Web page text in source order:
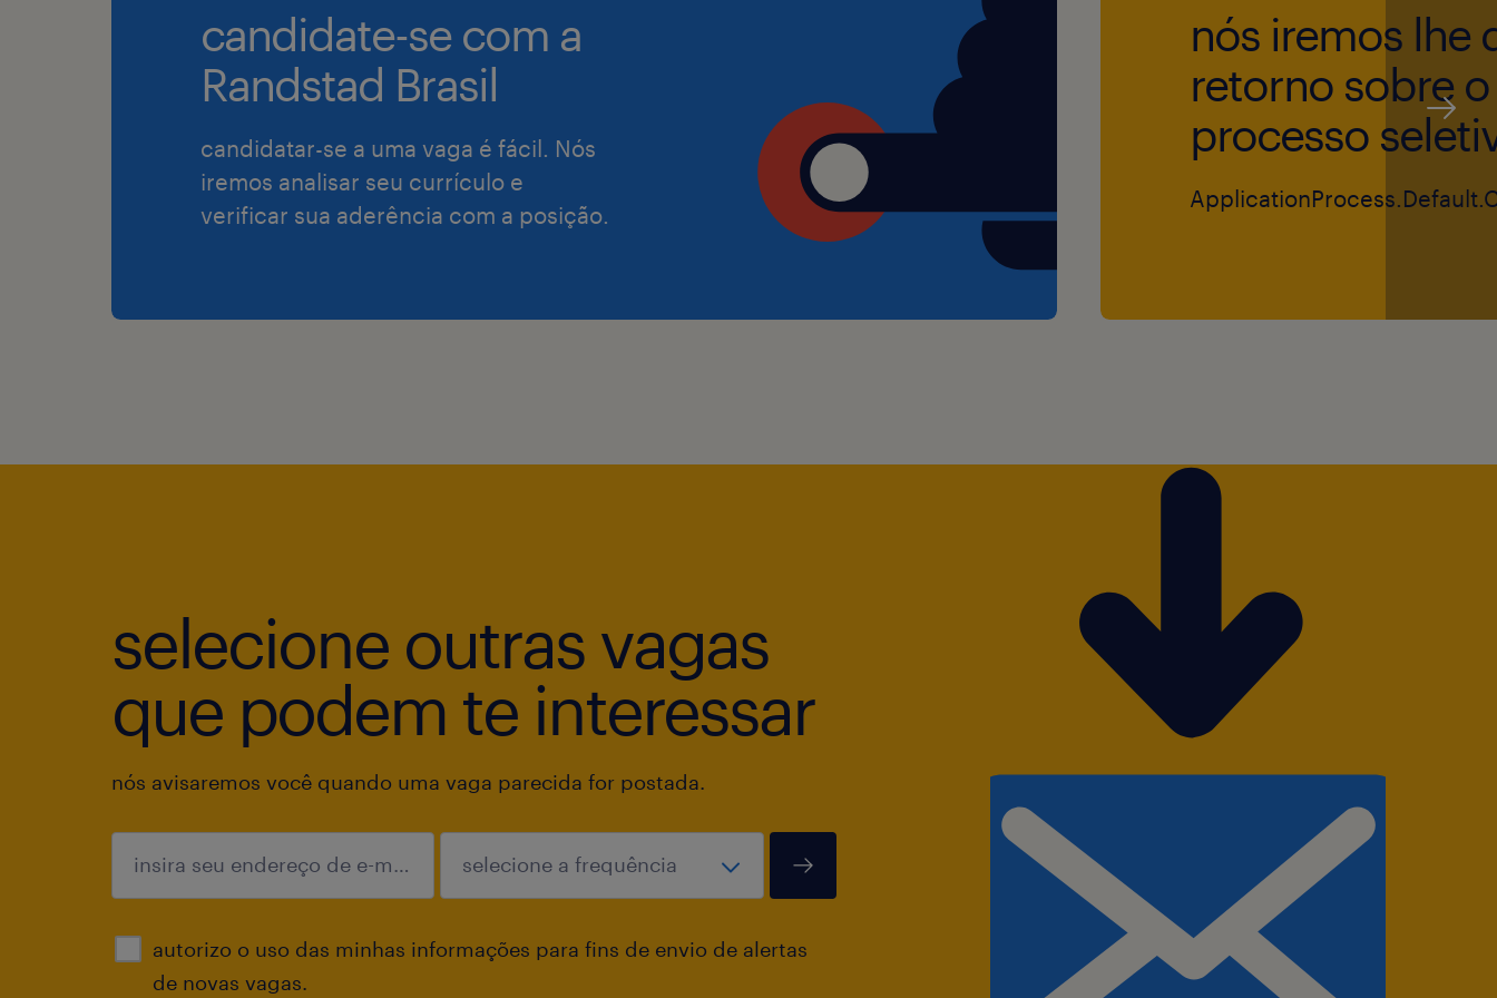
distribuição ou na área de transportes e com gestão de
● Contar com conhecimentos de pacote Office, bem como
ferramentas google (Sheets, Slides e etc), sendo um diferencial
o domínio da ferramenta Tableau e looker studio;
● Relacionamento interpessoal, coordenação de equipes e boa
comunicação;
● Diferencial vivência em áreas operacionais, transportes e
● Disponibilidade de horários e escalas 5x2 compreendendo
Seguro de vida
Auxílio creche
Ser parte de uma empresa com espírito empreendedor, na qual
adoramos pensar grande e em longo prazo.
Ser protagonista de seu desenvolvimento em um ambiente de
oportunidades, aprendizagem, crescimento, expansão e
candidate-se com a
Randstad Brasil
candidatar-se a uma vaga é fácil. Nós
iremos analisar seu currículo e
verificar sua aderência com a posição.
nós iremos lhe
retorno sobre o
processo
selecione outras vagas
que podem te interessar
nós avisaremos você quando uma vaga parecida for postada.
autorizo o uso das minhas informações para fins de envio de alertas
de novas vagas.
enviar